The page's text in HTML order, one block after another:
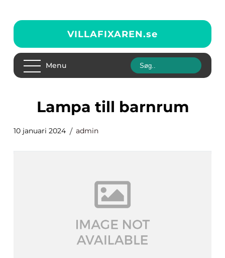
VILLAFIXAREN.se
Menu
lampa till barnrum
10 januari 2024 admin